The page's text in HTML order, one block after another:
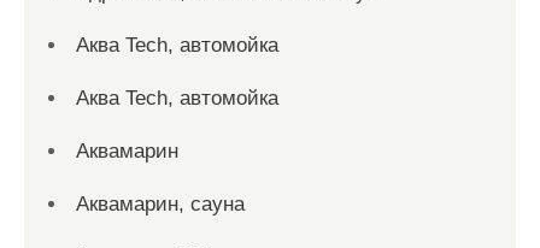
Аква Tech, автомойка
Аква Tech, автомойка
Аквамарин
Аквамарин, сауна